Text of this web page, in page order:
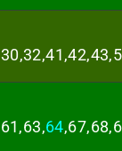
61,63,64